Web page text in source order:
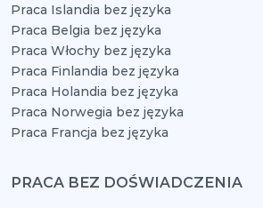
Praca Islandia bez języka
Praca Belgia bez języka
Praca Włochy bez języka
Praca Finlandia bez języka
Praca Holandia bez języka
Praca Norwegia bez języka
Praca Francja bez języka
PRACA BEZ DOŚWIADCZENIA